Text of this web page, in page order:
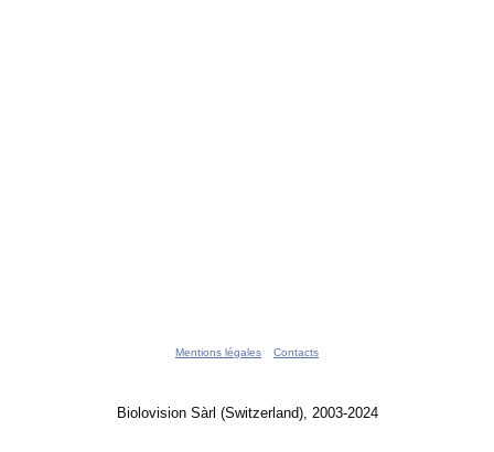
Mentions légales Contacts
Biolovision Sàrl (Switzerland), 2003-2024